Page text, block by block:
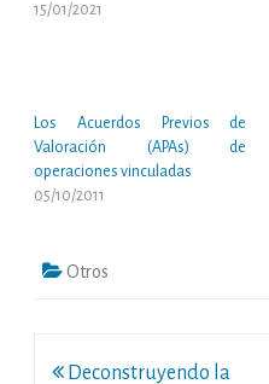
15/01/2021
Los Acuerdos Previos de
Valoración (APAs) de
operaciones vinculadas
05/10/2011
Otros
Navegación
Deconstruyendo la